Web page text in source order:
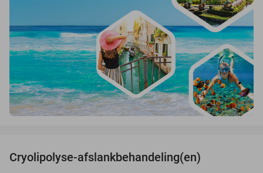
Cryolipolyse-afslankbehandeling(en)